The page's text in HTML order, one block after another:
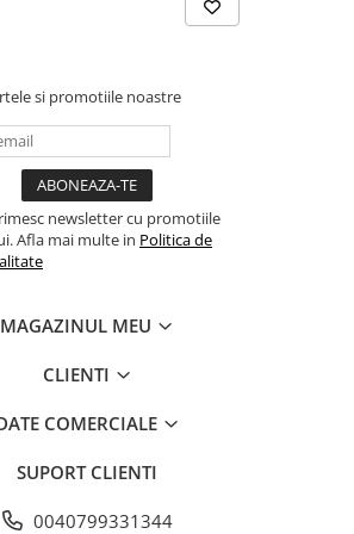
zgârieturilor și a
vopselei și redându-i rapid
împreună cu mașini DA și
pe vopsele dure, oferă o
finisată.
disponibile în mărimile 3", 5" și
128mm / contact la suprafață
si promotiile noastre
newsletter cu promotiile
Afla mai multe in Politica de
MAGAZINUL MEU
CLIENTI
COMERCIALE
SUPORT CLIENTI
0040799331344